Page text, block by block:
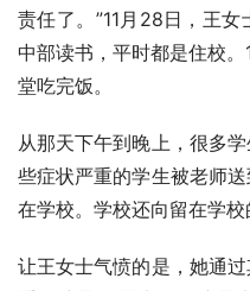
责任了。”11月28日，王
中部读书，平时都是住校
堂吃完饭。
从那天下午到晚上，很多
些症状严重的学生被老师
在学校。学校还向留在学校
让王女士气愤的是，她通